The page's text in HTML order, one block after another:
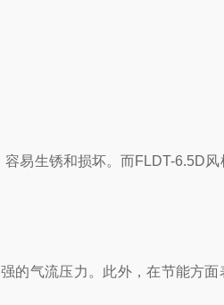
易生锈和损坏。而FLDT-6.5D风
的气流压力。此外，在节能方面